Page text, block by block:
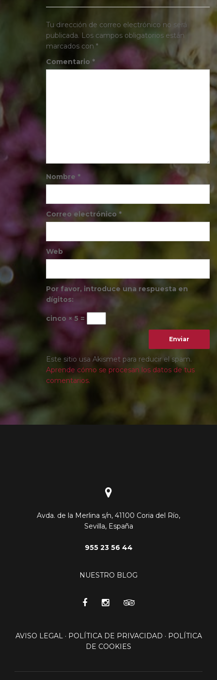
Tu dirección de correo electrónico no será
publicada. Los campos obligatorios están
marcados con *
Comentario *
Nombre *
Correo electrónico *
Web
Por favor, introduce una respuesta en
dígitos:
cinco × 5 =
Este sitio usa Akismet para reducir el spam.
Aprende cómo se procesan los datos de tus
comentarios.
Avda. de la Merlina s/n, 41100 Coria del Río,
Sevilla, España
955 23 56 44
NUESTRO BLOG
AVISO LEGAL· POLÍTICA DE PRIVACIDAD · POLÍTICA
DE COOKIES